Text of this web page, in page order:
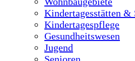
Kindertagesstätten &
Kindertagespflege
Gesundheitswesen
Jugend